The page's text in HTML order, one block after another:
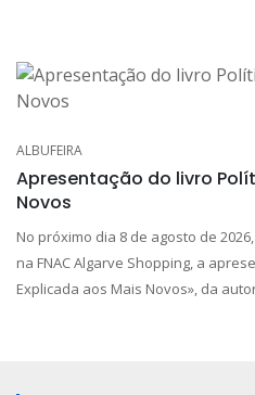
ALBUFEIRA
Apresentação do livro
Novos
No próximo dia 8 de agosto de
na FNAC Algarve Shopping, a
Explicada aos Mais Novos», da